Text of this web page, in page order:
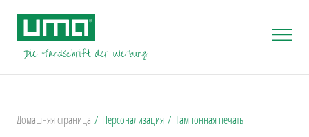
Домашняя страница Персонализация Тампонная печать